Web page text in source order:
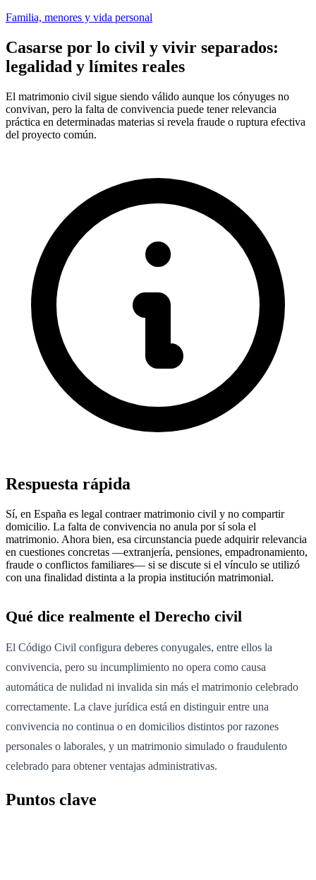
Familia, menores y vida personal
Casarse por lo civil y vivir separados:
legalidad y límites reales
El matrimonio civil sigue siendo válido aunque los cónyuges no
convivan, pero la falta de convivencia puede tener relevancia
práctica en determinadas materias si revela fraude o ruptura efectiva
del proyecto común.
Respuesta rápida
Sí, en España es legal contraer matrimonio civil y no compartir
domicilio. La falta de convivencia no anula por sí sola el
matrimonio. Ahora bien, esa circunstancia puede adquirir relevancia
en cuestiones concretas —extranjería, pensiones, empadronamiento,
fraude o conflictos familiares— si se discute si el vínculo se utilizó
con una finalidad distinta a la propia institución matrimonial.
Qué dice realmente el Derecho civil
El Código Civil configura deberes conyugales, entre ellos la
convivencia, pero su incumplimiento no opera como causa
automática de nulidad ni invalida sin más el matrimonio celebrado
correctamente. La clave jurídica está en distinguir entre una
convivencia no continua o en domicilios distintos por razones
personales o laborales, y un matrimonio simulado o fraudulento
celebrado para obtener ventajas administrativas.
Puntos clave